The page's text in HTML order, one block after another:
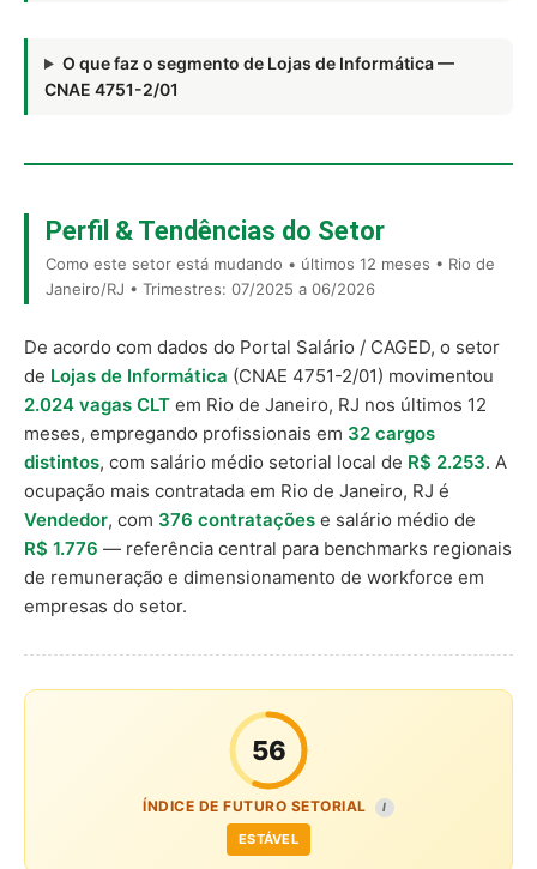
O que faz o segmento de Lojas de Informática —
CNAE 4751-2/01
Perfil & Tendências do Setor
Como este setor está mudando • últimos 12 meses • Rio de
Janeiro/RJ • Trimestres: 07/2025 a 06/2026
De acordo com dados do Portal Salário / CAGED, o setor
de Lojas de Informática (CNAE 4751-2/01) movimentou
2.024 vagas CLT em Rio de Janeiro, RJ nos últimos 12
meses, empregando profissionais em 32 cargos
distintos, com salário médio setorial local de R$ 2.253. A
ocupação mais contratada em Rio de Janeiro, RJ é
Vendedor, com 376 contratações e salário médio de
R$ 1.776 — referência central para benchmarks regionais
de remuneração e dimensionamento de workforce em
empresas do setor.
56
ÍNDICE DE FUTURO SETORIAL I
ESTÁVEL